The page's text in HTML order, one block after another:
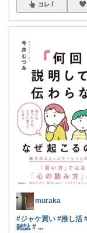
コレ
muraka
#ジャケ買い #推し活
雑誌 # ...